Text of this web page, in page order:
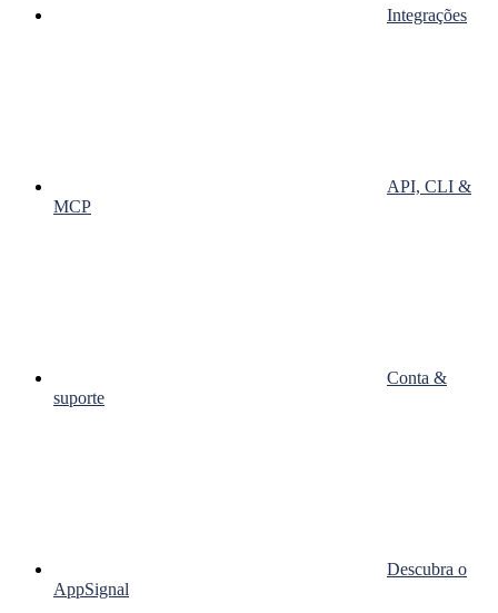
Integrações
API, CLI &
MCP
Conta &
suporte
Descubra o
AppSignal